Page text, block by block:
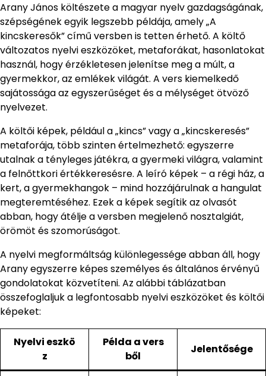
Arany János költészete a magyar nyelv gazdagságának,
szépségének egyik legszebb példája, amely „A
kincskeresők” című versben is tetten érhető. A költő
változatos nyelvi eszközöket, metaforákat, hasonlatokat
használ, hogy érzékletesen jelenítse meg a múlt, a
gyermekkor, az emlékek világát. A vers kiemelkedő
sajátossága az egyszerűséget és a mélységet ötvöző
nyelvezet.
A költői képek, például a „kincs” vagy a „kincskeresés”
metaforája, több szinten értelmezhető: egyszerre
utalnak a tényleges játékra, a gyermeki világra, valamint
a felnőttkori értékkeresésre. A leíró képek – a régi ház, a
kert, a gyermekhangok – mind hozzájárulnak a hangulat
megteremtéséhez. Ezek a képek segítik az olvasót
abban, hogy átélje a versben megjelenő nosztalgiát,
örömöt és szomorúságot.
A nyelvi megformáltság különlegessége abban áll, hogy
Arany egyszerre képes személyes és általános érvényű
gondolatokat közvetíteni. Az alábbi táblázatban
összefoglaljuk a legfontosabb nyelvi eszközöket és költői
képeket:
Nyelvi eszkö
z
Példa a vers
ből
Jelentősége